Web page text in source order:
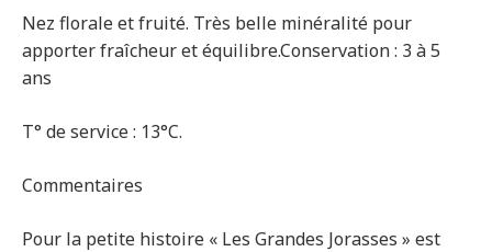
Nez florale et fruité. Très belle minéralité pour
apporter fraîcheur et équilibre.Conservation : 3 à 5
ans
T° de service : 13°C.
Commentaires
Pour la petite histoire « Les Grandes Jorasses » est